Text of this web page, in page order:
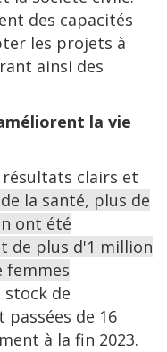
des capacités
les projets à
ainsi des
la vie
clairs et
la santé, plus de
ont été
de plus d'1 million
femmes
stock de
de 16
à la fin 2023.